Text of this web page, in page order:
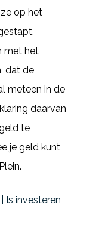
op het
met het
dat de
meteen in de
daarvan
te
je geld kunt
Is investeren